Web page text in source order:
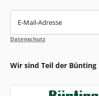
E-Mail-Adresse
Datenschutz
Wir sind Teil der